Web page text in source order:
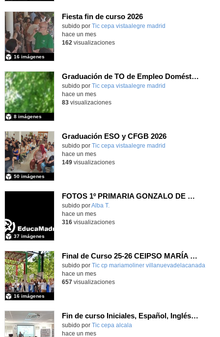
Fiesta fin de curso 2026
subido por Tic cepa vistaalegre madrid
16 imágenes
hace un mes
162 visualizaciones
Graduación de TO de Empleo Doméstico
subido por Tic cepa vistaalegre madrid
8 imágenes
hace un mes
83visualizaciones
Graduación ESO y CFGB 2026
subido por Tic cepa vistaalegre madrid
50 imágenes
hace un mes
149visualizaciones
FOTOS 1º PRIMARIA GONZALO DE BERCEO
subido porAlba T.
37 imágenes
hace un mes
316visualizaciones
Final de Curso 25-26 CEIPSO MARÍA MOLINER
subido por Tic cp mariamoliner villanuevadelacanada
16 imágenes
hace un mes
657visualizaciones
Fin de curso Iniciales, Español, Inglés, Informática y Patrimonio
subido por Tic cepa alcala
hace un mes